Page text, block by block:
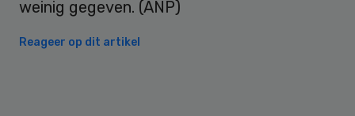
weinig gegeven. (ANP)
Reageer op dit artikel